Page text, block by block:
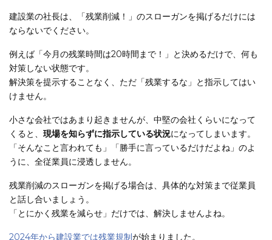
建設業の社長は、「残業削減！」のスローガンを掲げるだけには
ならないでください。
例えば「今月の残業時間は20時間まで！」と決めるだけで、何も
対策しない状態です。
解決策を提示することなく、ただ「残業するな」と指示してはい
けません。
小さな会社ではあまり起きませんが、中堅の会社くらいになって
くると、 現場を知らずに指示している状況になってしまいます。
「そんなこと言われても」「勝手に言っているだけだよね」のよ
うに、全従業員に浸透しません。
残業削減のスローガンを掲げる場合は、具体的な対策まで従業員
と話し合いましょう。
「とにかく残業を減らせ」だけでは、解決しませんよね。
2024年から建設業では残業規制が始まりました。